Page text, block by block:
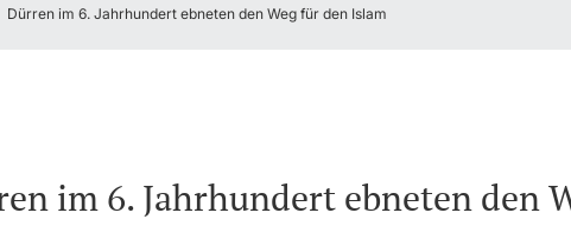
Dozierende
Dürren im 6. Jahrhundert ebneten den Weg für den Islam
im 6. Jahrhundert ebneten den